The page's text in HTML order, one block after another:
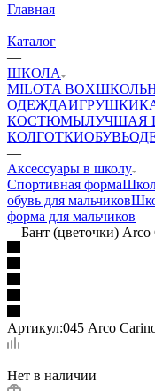
Главная
—
Каталог
—
ШКОЛА
MILOTA BOX
ОДЕЖДАИГРУШКИ
КОСТЮМЫЛУЧШАЯ
КОЛГОТКИОБУВЬ
—
Аксессуары в школу
Спортивная форма
обувь для мальчиков
форма для мальчиков
—Бант (цветочки) Arco
Артикул:045 Arco
Нет в наличии